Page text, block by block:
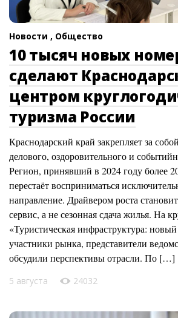
Новости , Общество
10 тысяч новых
сделают
центром
туризма России
Краснодарский край закрепляет за
делового, оздоровительного и
Регион, принявший в 2024 году более
перестаёт восприниматься
направление. Драйвером роста
сервис, а не сезонная сдача жилья. На
«Туристическая инфраструктура:
участники рынка, представители
обсудили перспективы отрасли. По […]
5 августа 24032